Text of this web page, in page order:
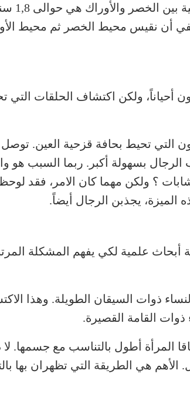
بحسب
أن نقيس محيط الخصر ثم محيط
ولكن اكتشاف الحلقات التي
التي تحيط بحافة قزحية العين. توصل
الرجال بسهولة أكبر. ربما السبب هو
؟ ولكن مهما كان الامر، فقد
الميزة، يجذبن الرجال أيضاً.
علمية لكي يفهم المشكلة
ذوات السيقان الطويلة. وهذا
القامة القصيرة.
المرأة أطول بالتناسب مع جسمها.
الأهم هي الطريقة التي تظهران بها